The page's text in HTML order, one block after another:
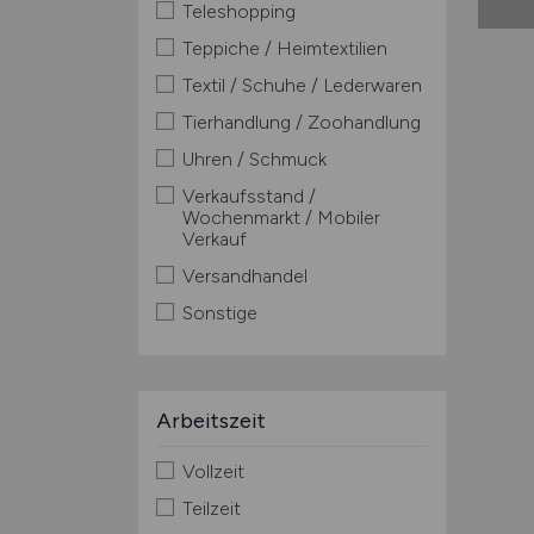
Teleshopping
Teppiche / Heimtextilien
Textil / Schuhe / Lederwaren
Tierhandlung / Zoohandlung
Uhren / Schmuck
Verkaufsstand /
Wochenmarkt / Mobiler
Verkauf
Versandhandel
Sonstige
Arbeitszeit
Vollzeit
Teilzeit